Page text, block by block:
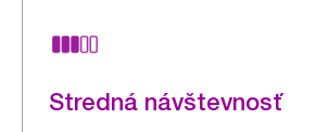
Stredná návštevnosť